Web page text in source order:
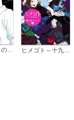
恋は雨上がりのように